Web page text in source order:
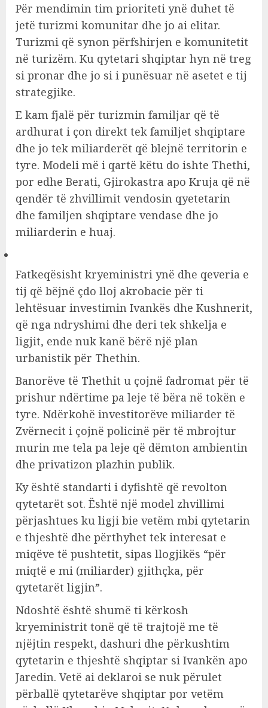
Për mendimin tim prioriteti ynë duhet të
jetë turizmi komunitar dhe jo ai elitar.
Turizmi që synon përfshirjen e komunitetit
në turizëm. Ku qytetari shqiptar hyn në treg
si pronar dhe jo si i punësuar në asetet e tij
strategjike.
E kam fjalë për turizmin familjar që të
ardhurat i çon direkt tek familjet shqiptare
dhe jo tek miliarderët që blejnë territorin e
tyre. Modeli më i qartë këtu do ishte Thethi,
por edhe Berati, Gjirokastra apo Kruja që në
qendër të zhvillimit vendosin qyetetarin
dhe familjen shqiptare vendase dhe jo
miliarderin e huaj.
Fatkeqësisht kryeministri ynë dhe qeveria e
tij që bëjnë çdo lloj akrobacie për ti
lehtësuar investimin Ivankës dhe Kushnerit,
që nga ndryshimi dhe deri tek shkelja e
ligjit, ende nuk kanë bërë një plan
urbanistik për Thethin.
Banorëve të Thethit u çojnë fadromat për të
prishur ndërtime pa leje të bëra në tokën e
tyre. Ndërkohë investitorëve miliarder të
Zvërnecit i çojnë policinë për të mbrojtur
murin me tela pa leje që dëmton ambientin
dhe privatizon plazhin publik.
Ky është standarti i dyfishtë që revolton
qytetarët sot. Është një model zhvillimi
përjashtues ku ligji bie vetëm mbi qytetarin
e thjeshtë dhe përthyhet tek interesat e
miqëve të pushtetit, sipas llogjikës “për
miqtë e mi (miliarder) gjithçka, për
qytetarët ligjin”.
Ndoshtë është shumë ti kërkosh
kryeministrit tonë që të trajtojë me të
njëjtin respekt, dashuri dhe përkushtim
qytetarin e thjeshtë shqiptar si Ivankën apo
Jaredin. Vetë ai deklaroi se nuk përulet
përballë qytetarëve shqiptar por vetëm